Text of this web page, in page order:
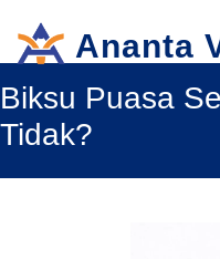
Ananta
Biksu Puasa
Tidak?